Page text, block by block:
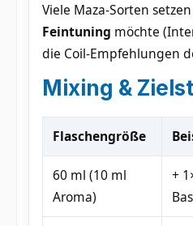
Viele Maza-Sorten
Feintuning möchte
die Coil-Empfehlungen
Mixing &
Flaschengröße
60 ml (10 ml
Aroma)
+